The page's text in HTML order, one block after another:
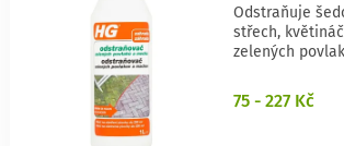
Odstraňuje
střech,
zelených
75 - 227 Kč